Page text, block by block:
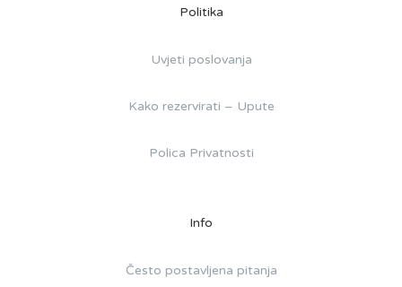
Politika
Uvjeti poslovanja
Kako rezervirati – Upute
Polica Privatnosti
Info
Često postavljena pitanja